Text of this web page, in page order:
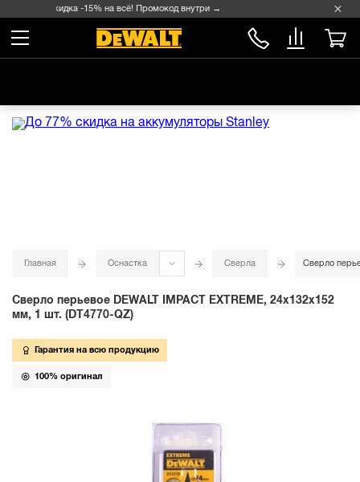
Скидка -15% на всё! Промокод внутри →
Главная Оснастка Сверла Сверло
Сверло перьевое DEWALT IMPACT EXTREME, 24x132x152
мм, 1 шт. (DT4770-QZ)
Гарантия на всю продукцию
100% оригинал